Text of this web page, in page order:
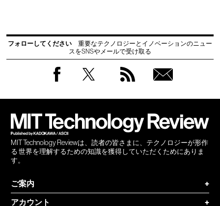
フォローしてください
重要なテクノロジーとイノベーションのニュー
スをSNSやメールで受け取る
MIT Technology Reviewは、読者の皆さまに、テクノロジーが形作
る 世界を理解するための知識を獲得していただくためにありま
す。
ご案内
+
アカウント
+